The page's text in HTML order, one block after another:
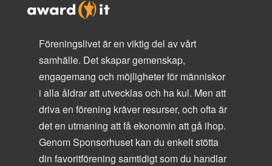
Föreningslivet är en viktig del av vårt
samhälle. Det skapar gemenskap,
engagemang och möjligheter för människor
i alla åldrar att utvecklas och ha kul. Men att
driva en förening kräver resurser, och ofta är
det en utmaning att få ekonomin att gå ihop.
Genom Sponsorhuset kan du enkelt stötta
din favoritförening samtidigt som du handlar